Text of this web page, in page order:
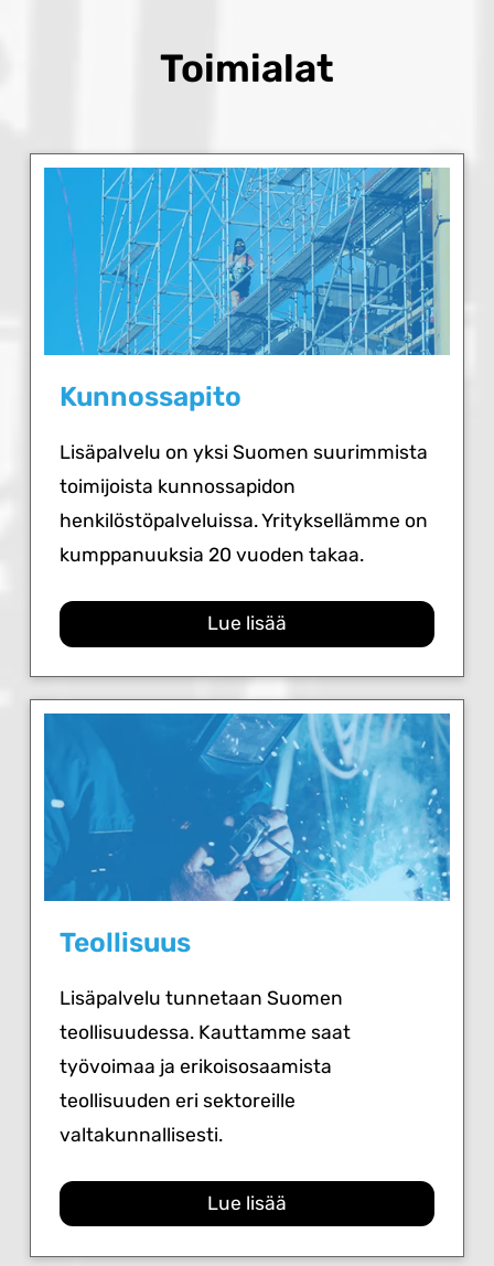
Toimialat
Kunnossapito
Lisäpalvelu on yksi Suomen suurimmista
toimijoista kunnossapidon
henkilöstöpalveluissa. Yrityksellämme on
kumppanuuksia 20 vuoden takaa.
Lue lisää
Teollisuus
Lisäpalvelu tunnetaan Suomen
teollisuudessa. Kauttamme saat
työvoimaa ja erikoisosaamista
teollisuuden eri sektoreille
valtakunnallisesti.
Lue lisää